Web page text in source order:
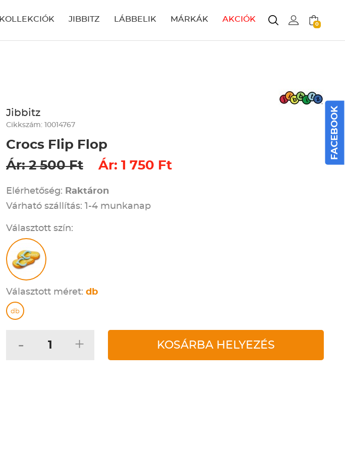
KOLLEKCIÓK JIBBITZ LÁBBELIK MÁRKÁK AKCIÓK
0
Jibbitz
Cikkszám: 10014767
Crocs Flip Flop
Ár: 2 500 Ft
Ár: 1 750 Ft
Elérhetőség: Raktáron
Várható szállítás: 1-4 munkanap
Választott szín:
Választott méret: db
db
- + KOSÁRBA HELYEZÉS
FACEBOOK